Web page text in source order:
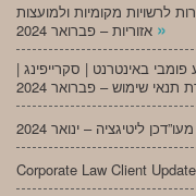
לרשויות מקומיות ולמועצות
»
פומבי באינטרנט | סקרייפינג |
Corporate Law Client